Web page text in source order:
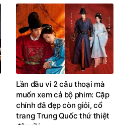
Lần đầu vì 2 câu thoại mà
muốn xem cả bộ phim: Cặp
chính đã đẹp còn giỏi, cổ
trang Trung Quốc thứ thiệt